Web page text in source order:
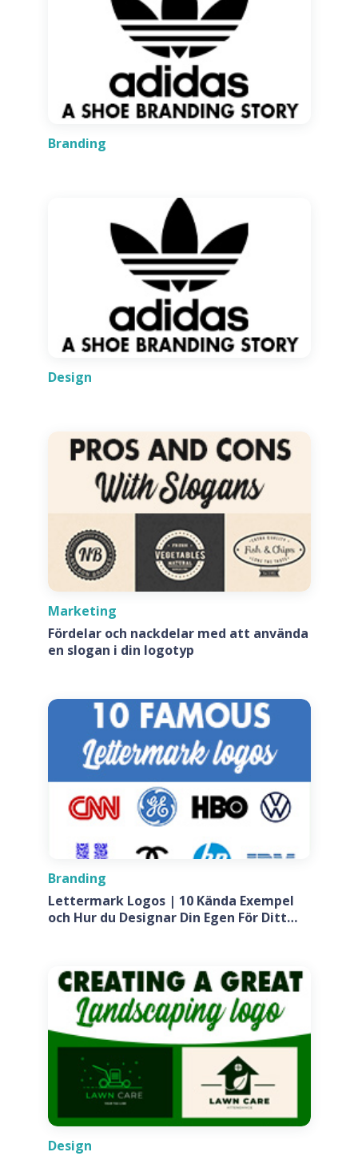
Branding
Design
Marketing
Fördelar och nackdelar med att använda
en slogan i din logotyp
Branding
Lettermark Logos | 10 Kända Exempel
och Hur du Designar Din Egen För Ditt
Design